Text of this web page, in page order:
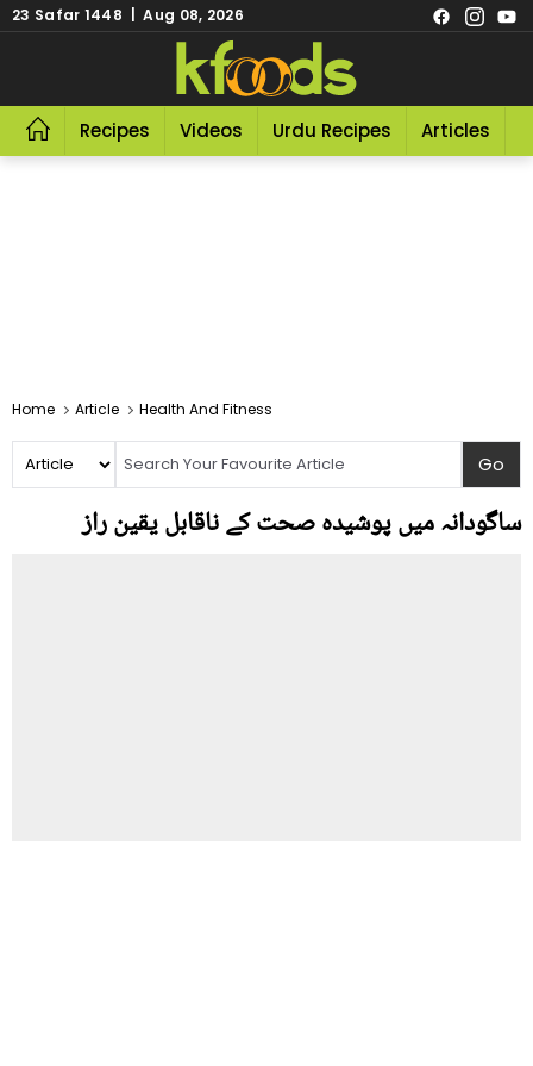
23 Safar 1448 | Aug 08, 2026
Recipes Videos Urdu Recipes Articles
Home Article Health And Fitness
ساگودانہ میں پوشیدہ صحت کے ناقابل یقین راز